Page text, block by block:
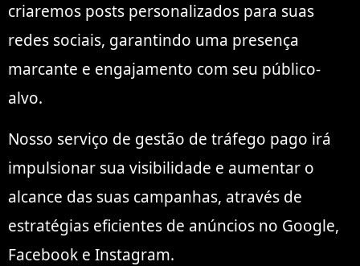
criaremos posts personalizados para suas
redes sociais, garantindo uma presença
marcante e engajamento com seu público-
alvo.
Nosso serviço de gestão de tráfego pago irá
impulsionar sua visibilidade e aumentar o
alcance das suas campanhas, através de
estratégias eficientes de anúncios no Google,
Facebook e Instagram.